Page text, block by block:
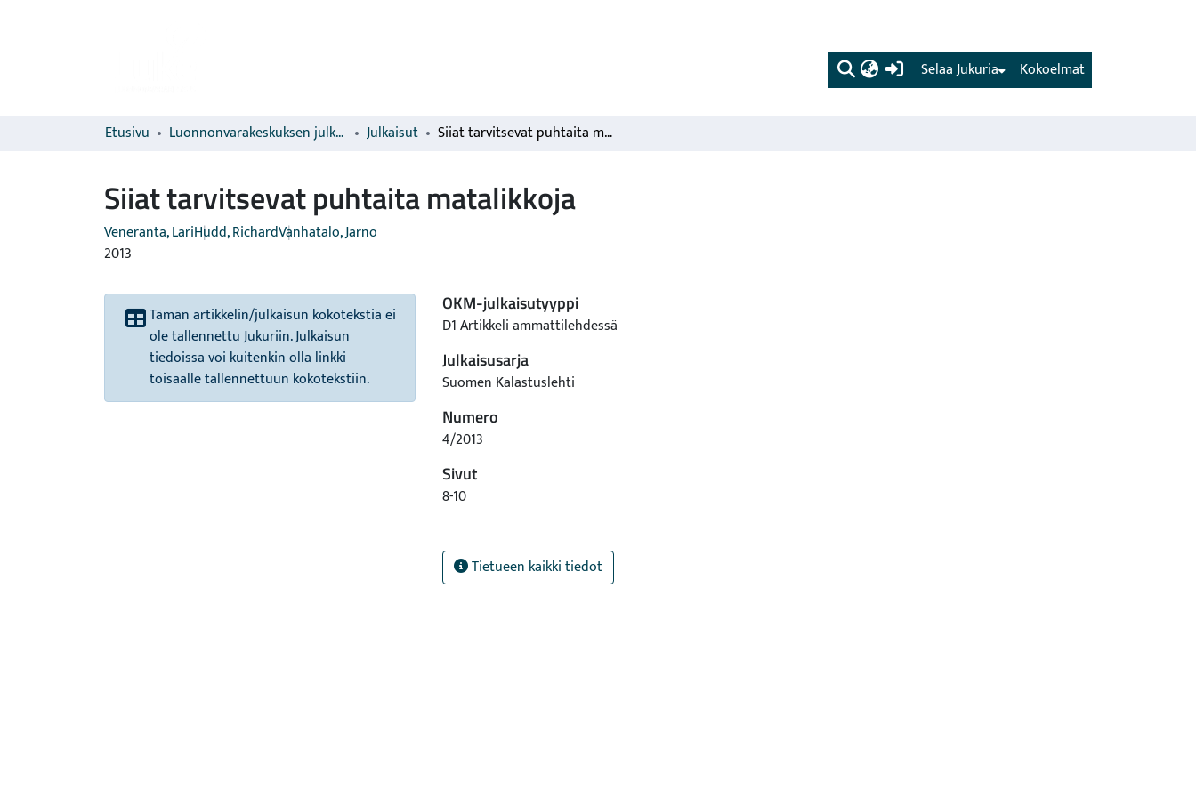
(current) Kokoelmat
Selaa Jukuria
Etusivu Luonnonvarakeskuksen julkaisut Julkaisut Siiat tarvitsevat puhtaita matalikkoja
Siiat tarvitsevat puhtaita matalikkoja
Veneranta, LariHudd, RichardVanhatalo, Jarno
2013
Tämän artikkelin/julkaisun kokotekstiä ei
ole tallennettu Jukuriin. Julkaisun
tiedoissa voi kuitenkin olla linkki
toisaalle tallennettuun kokotekstiin.
OKM-julkaisutyyppi
D1 Artikkeli ammattilehdessä
Julkaisusarja
Suomen Kalastuslehti
Numero
4/2013
Sivut
8-10
Tietueen kaikki tiedot